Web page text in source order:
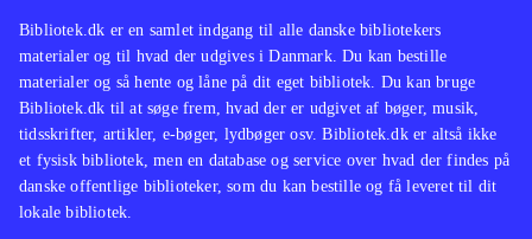
Bibliotek.dk er en samlet indgang til alle danske bibliotekers
materialer og til hvad der udgives i Danmark. Du kan bestille
materialer og så hente og låne på dit eget bibliotek. Du kan bruge
Bibliotek.dk til at søge frem, hvad der er udgivet af bøger, musik,
tidsskrifter, artikler, e-bøger, lydbøger osv. Bibliotek.dk er altså ikke
et fysisk bibliotek, men en database og service over hvad der findes på
danske offentlige biblioteker, som du kan bestille og få leveret til dit
lokale bibliotek.